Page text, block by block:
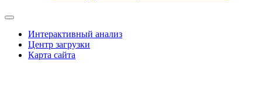
Интерактивный анализ
Центр загрузки
Карта сайта